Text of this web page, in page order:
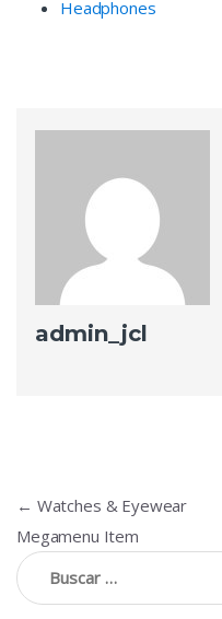
Headphones
admin_jcl
Navegación
de
entradas
← Watches & Eyewear
Megamenu Item
Buscar: